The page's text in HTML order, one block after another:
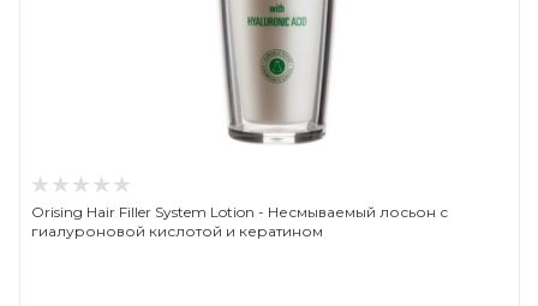
Orising Hair Filler System Lotion - Несмываемый лосьон с
гиалуроновой кислотой и кератином